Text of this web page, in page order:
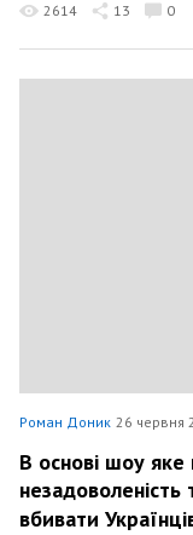
2614 13 0
Роман Доник 26 червня
В основі шоу яке
вбивати